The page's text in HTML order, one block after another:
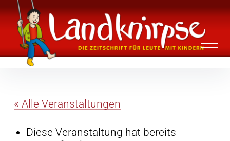
Inhalte
überspringen
Landknirpse – Die Zeitschrift für Leute
mit Kindern
« Alle Veranstaltungen
Diese Veranstaltung hat bereits